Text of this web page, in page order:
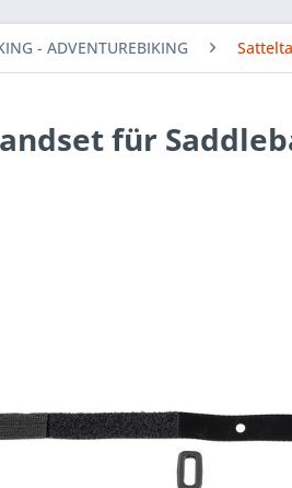
- ADVENTUREBIKING
für